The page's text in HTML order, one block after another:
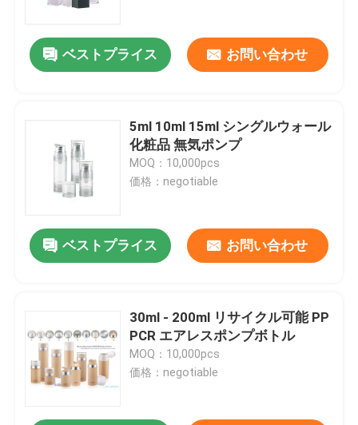
ベストプライス お問い合わせ
5ml 10ml 15ml シングルウォール
化粧品 無気ポンプ
MOQ：10,000pcs
価格：negotiable
ベストプライス お問い合わせ
30ml - 200ml リサイクル可能 PP
PCR エアレスポンプボトル
MOQ：10,000pcs
価格：negotiable